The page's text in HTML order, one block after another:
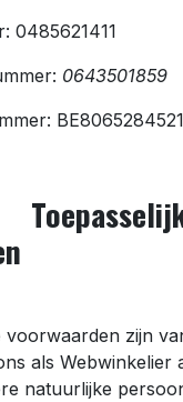
0485621411
0643501859
voorwaarden zijn
als Webwinkelier
natuurlijke